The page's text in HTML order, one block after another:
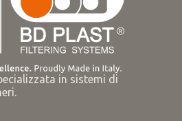
in sistemi di